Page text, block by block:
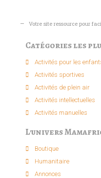
Votre site ressource pour
Catégories les
Activités pour les
Activités sportives​
Activités de plein air​
Activités intellectuelle​s
Activités manuelles​
L'univers
Boutique
Humanitaire
Annonces